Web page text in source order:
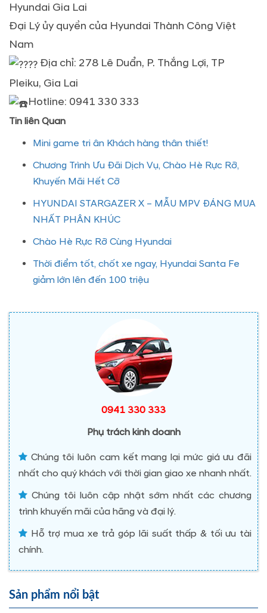
Hyundai Gia Lai
Đại Lý ủy quyền của Hyundai Thành Công Việt
Nam
Địa chỉ: 278 Lê Duẩn, P. Thắng Lợi, TP
Pleiku, Gia Lai
Hotline: 0941 330 333
Tin liên Quan
Mini game tri ân Khách hàng thân thiết!
Chương Trình Ưu Đãi Dịch Vụ, Chào Hè Rực Rỡ,
Khuyến Mãi Hết Cỡ
HYUNDAI STARGAZER X – MẪU MPV ĐÁNG MUA
NHẤT PHÂN KHÚC
Chào Hè Rực Rỡ Cùng Hyundai
Thời điểm tốt, chốt xe ngay, Hyundai Santa Fe
giảm lớn lên đến 100 triệu
0941 330 333
Phụ trách kinh doanh
Chúng tôi luôn cam kết mang lại mức giá ưu đãi
nhất cho quý khách với thời gian giao xe nhanh nhất.
Chúng tôi luôn cập nhật sớm nhất các chương
trình khuyến mãi của hãng và đại lý.
Hỗ trợ mua xe trả góp lãi suất thấp & tối ưu tài
chính.
Sản phẩm nổi bật